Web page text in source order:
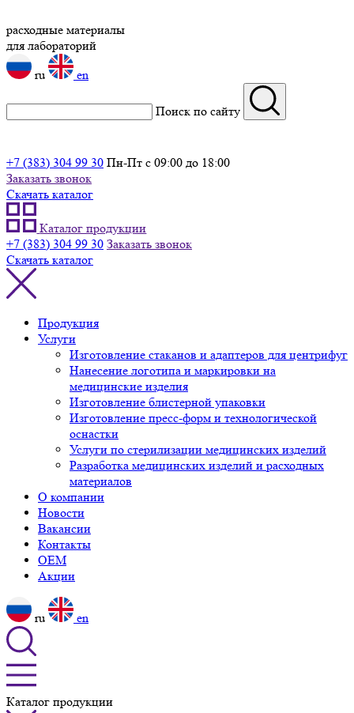
расходные материалы
для лабораторий
ru
en
Поиск по сайту
+7 (383) 304 99 30 Пн-Пт с 09:00 до 18:00
Заказать звонок
Скачать каталог
Каталог продукции
+7 (383) 304 99 30 Заказать звонок
Скачать каталог
Продукция
Услуги
Изготовление стаканов и адаптеров для центрифуг
Нанесение логотипа и маркировки на
медицинские изделия
Изготовление блистерной упаковки
Изготовление пресс-форм и технологической
оснастки
Услуги по стерилизации медицинских изделий
Разработка медицинских изделий и расходных
материалов
О компании
Новости
Вакансии
Контакты
OEM
Акции
ru en
Каталог продукции